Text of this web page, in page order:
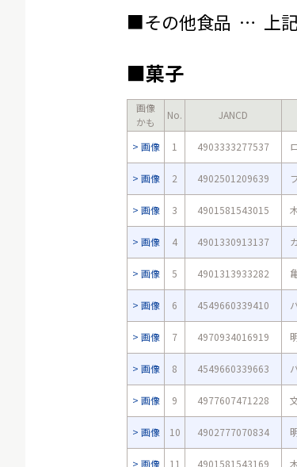
■その他食品 … 上記
■菓子
画像
かも
No. JANCD
画像 1 4903333277537
画像 2 4902501209639
画像 3 4901581543015
画像 4 4901330913137
画像 5 4901313933282
画像 6 4549660339410
画像 7 4970934016919
画像 8 4549660339663
画像 9 4977607471228
画像 10 4902777070834
画像 11 4901581543169